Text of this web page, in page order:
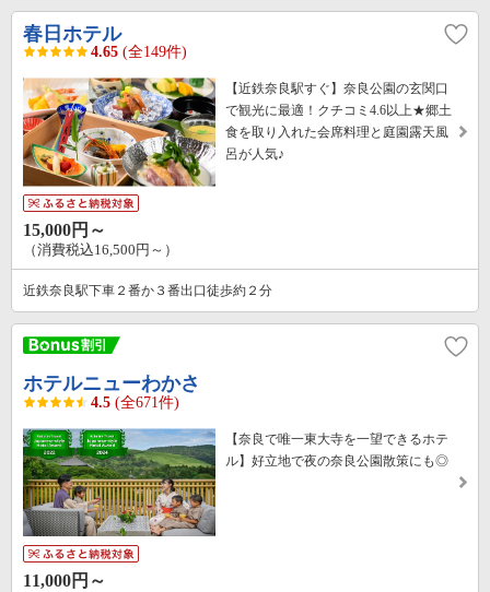
春日ホテル
4.65 (全149件)
【近鉄奈良駅すぐ】奈良公園の玄関口
で観光に最適！クチコミ4.6以上★郷土
食を取り入れた会席料理と庭園露天風
呂が人気♪
15,000円～
（消費税込16,500円～）
近鉄奈良駅下車２番か３番出口徒歩約２分
ホテルニューわかさ
4.5 (全671件)
【奈良で唯一東大寺を一望できるホテ
ル】好立地で夜の奈良公園散策にも◎
11,000円～